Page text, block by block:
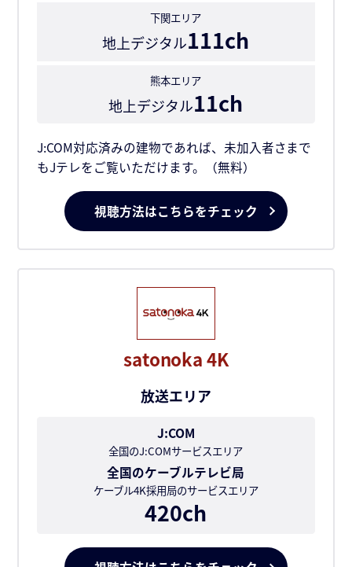
下関エリア
地上デジタル111ch
熊本エリア
地上デジタル11ch
J:COM対応済みの建物であれば、未加入者さまで
もJテレをご覧いただけます。（無料）
視聴方法はこちらをチェック
satonoka 4K
放送エリア
J:COM
全国のJ:COMサービスエリア
全国のケーブルテレビ局
ケーブル4K採用局のサービスエリア
420ch